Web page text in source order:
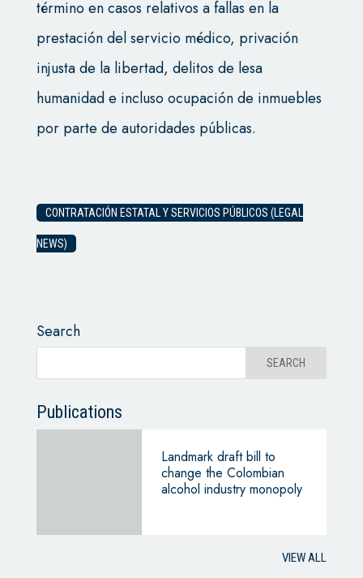
término en casos relativos a fallas en la
prestación del servicio médico, privación
injusta de la libertad, delitos de lesa
humanidad e incluso ocupación de inmuebles
por parte de autoridades públicas.
CONTRATACIÓN ESTATAL Y SERVICIOS PÚBLICOS (LEGAL
NEWS)
Search
Publications
Landmark draft bill to
change the Colombian
alcohol industry monopoly
VIEW ALL